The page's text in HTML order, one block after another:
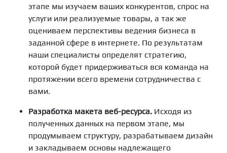
этапе мы изучаем ваших конкурентов, спрос на
услуги или реализуемые товары, а так же
оцениваем перспективы ведения бизнеса в
заданной сфере в интернете. По результатам
наши специалисты определят стратегию,
которой будет придерживаться вся команда на
протяжении всего времени сотрудничества с
вами.
Разработка макета веб-ресурса. Исходя из
полученных данных на первом этапе, мы
продумываем структуру, разрабатываем дизайн
и закладываем основы надлежащего